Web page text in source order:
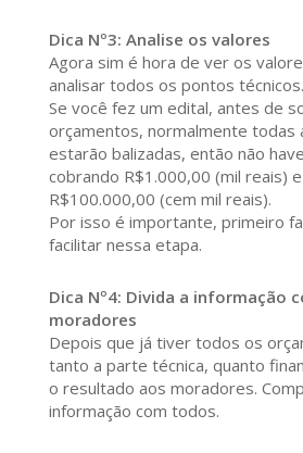
Dica Nº3: Analise os valores
Agora sim é hora de ver os
analisar todos os pontos técnicos.
Se você fez um edital, antes de
orçamentos, normalmente todas
estarão balizadas, então não
cobrando R$1.000,00 (mil reais)
R$100.000,00 (cem mil reais).
Por isso é importante, primeiro
facilitar nessa etapa.
Dica Nº4: Divida a informação
moradores
Depois que já tiver todos os
tanto a parte técnica, quanto
o resultado aos moradores.
informação com todos.